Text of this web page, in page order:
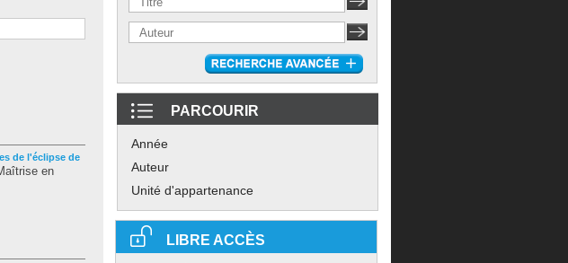
de l'éclipse de
en
PARCOURIR
Année
Auteur
Unité d'appartenance
LIBRE ACCÈS